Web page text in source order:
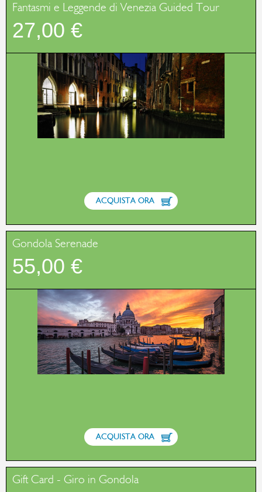
Fantasmi e Leggende di Venezia Guided Tour
27,00 €
ACQUISTA ORA
Gondola Serenade
55,00 €
ACQUISTA ORA
Gift Card - Giro in Gondola